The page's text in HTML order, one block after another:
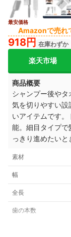
最安価格
Amazonで売れ
918円 在庫わずか
楽天市場
商品概要
シャンプー後や
気を切りやすい設
いアイテムです
能。細目タイプで
っきり進めたいと
素材
幅
全長
歯の本数